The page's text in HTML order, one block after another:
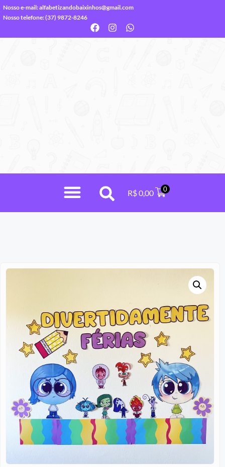
Nosso e-mail:alfabetizandobaixinhos@gmail.com
Nosso telefone: (37) 9872-8246
R$0,00 0